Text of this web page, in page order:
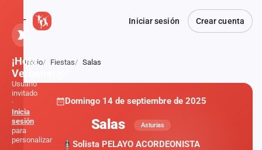
Iniciar sesión Crear cuenta
Atrás
Inicio Fiestas Salas
Domingo 14 de septiembre de 2025
Salas Asturias
Solista PELAYO ACORDEONISTA
¡Hola,
Verbener@!
Usuario
invitado
·
Inicia
sesión
para
personalizar